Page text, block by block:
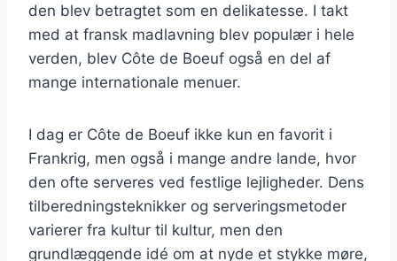
den blev betragtet som en delikatesse. I takt
med at fransk madlavning blev populær i hele
verden, blev Côte de Boeuf også en del af
mange internationale menuer.
I dag er Côte de Boeuf ikke kun en favorit i
Frankrig, men også i mange andre lande, hvor
den ofte serveres ved festlige lejligheder. Dens
tilberedningsteknikker og serveringsmetoder
varierer fra kultur til kultur, men den
grundlæggende idé om at nyde et stykke møre,